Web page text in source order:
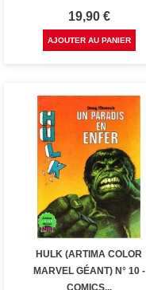
Prix
19,90 €
AJOUTER AU PANIER
HULK (ARTIMA COLOR
MARVEL GÉANT) N° 10 -
COMICS...